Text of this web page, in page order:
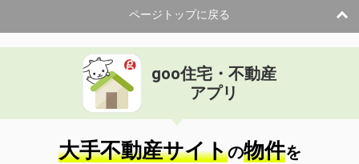
ページトップに戻る
goo住宅・不動産
アプリ
大手不動産サイトの物件を